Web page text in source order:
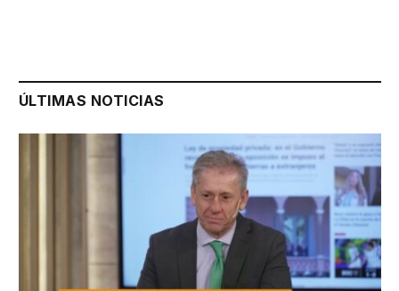
ÚLTIMAS NOTICIAS